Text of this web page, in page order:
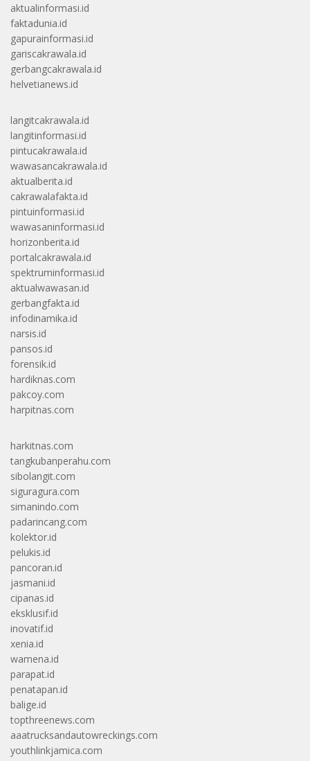
aktualinformasi.id
faktadunia.id
gapurainformasi.id
gariscakrawala.id
gerbangcakrawala.id
helvetianews.id
langitcakrawala.id
langitinformasi.id
pintucakrawala.id
wawasancakrawala.id
aktualberita.id
cakrawalafakta.id
pintuinformasi.id
wawasaninformasi.id
horizonberita.id
portalcakrawala.id
spektruminformasi.id
aktualwawasan.id
gerbangfakta.id
infodinamika.id
narsis.id
pansos.id
forensik.id
hardiknas.com
pakcoy.com
harpitnas.com
harkitnas.com
tangkubanperahu.com
sibolangit.com
siguragura.com
simanindo.com
padarincang.com
kolektor.id
pelukis.id
pancoran.id
jasmani.id
cipanas.id
eksklusif.id
inovatif.id
xenia.id
wamena.id
parapat.id
penatapan.id
balige.id
topthreenews.com
aaatrucksandautowreckings.com
youthlinkjamica.com